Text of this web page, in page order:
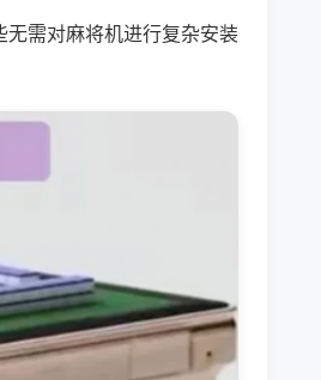
需对麻将机进行复杂安装